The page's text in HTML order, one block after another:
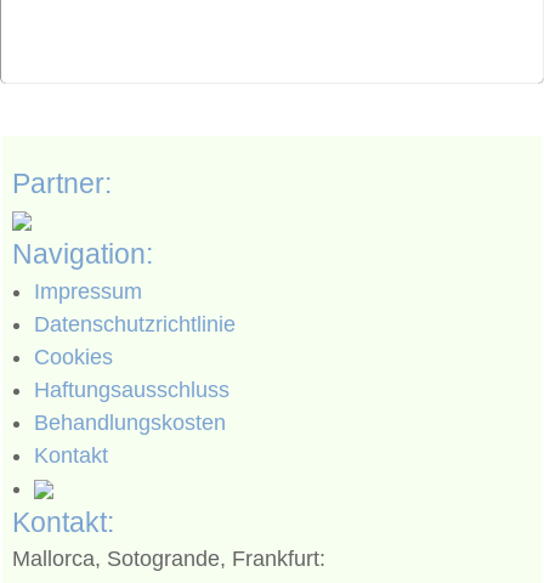
Partner:
Navigation:
Impressum
Datenschutzrichtlinie
Cookies
Haftungsausschluss
Behandlungskosten
Kontakt
Kontakt:
Mallorca, Sotogrande, Frankfurt: